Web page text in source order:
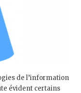
de l’information
évident certains